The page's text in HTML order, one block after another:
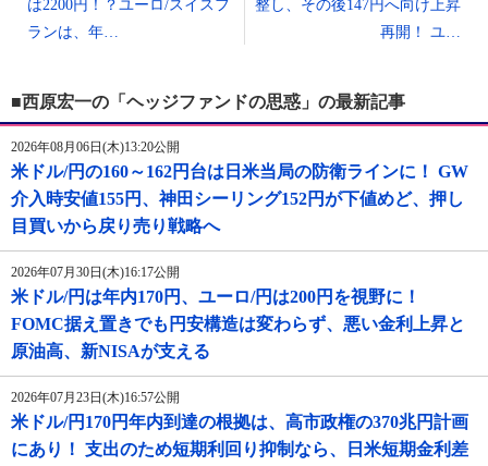
は2200円！？ユーロ/スイスフ
ランは、年…
整し、その後147円へ向け上昇
再開！ ユ…
■西原宏一の「ヘッジファンドの思惑」の最新記事
2026年08月06日(木)13:20公開
米ドル/円の160～162円台は日米当局の防衛ラインに！ GW
介入時安値155円、神田シーリング152円が下値めど、押し
目買いから戻り売り戦略へ
2026年07月30日(木)16:17公開
米ドル/円は年内170円、ユーロ/円は200円を視野に！
FOMC据え置きでも円安構造は変わらず、悪い金利上昇と
原油高、新NISAが支える
2026年07月23日(木)16:57公開
米ドル/円170円年内到達の根拠は、高市政権の370兆円計画
にあり！ 支出のため短期利回り抑制なら、日米短期金利差